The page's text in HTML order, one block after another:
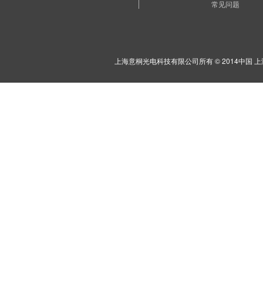
常见问题
上海意桐光电科技有限公司所有 © 2014中国